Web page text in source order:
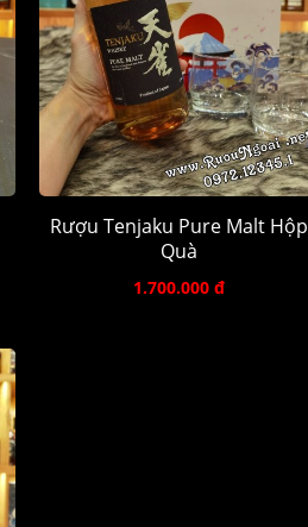
Rượu Tenjaku Pure Malt Hộp
Quà
1.700.000 đ